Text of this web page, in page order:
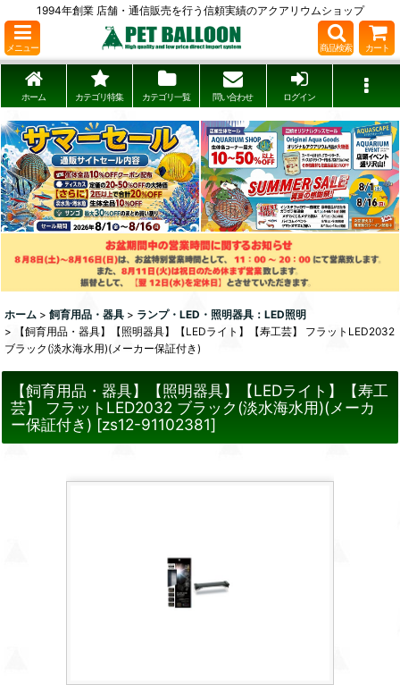
1994年創業 店舗・通信販売を行う信頼実績のアクアリウムショップ
メニュー 商品検索 カート
ホーム カテゴリ特集 カテゴリ一覧 問い合わせ ログイン
ホーム > 飼育用品・器具 > ランプ・LED・照明器具：LED照明
>
【飼育用品・器具】【照明器具】【LEDライト】【寿工芸】 フラットLED2032
ブラック(淡水海水用)(メーカー保証付き)
【飼育用品・器具】【照明器具】【LEDライト】【寿工
芸】 フラットLED2032 ブラック(淡水海水用)(メーカ
ー保証付き) [zs12-91102381]